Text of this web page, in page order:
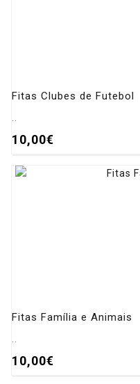
Fitas Clubes de Futebol
10,00€
Fitas Família e Animais
10,00€